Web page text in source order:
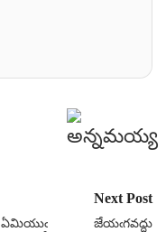
Next Post
ఏమియుఁ జేయఁగవద్దు